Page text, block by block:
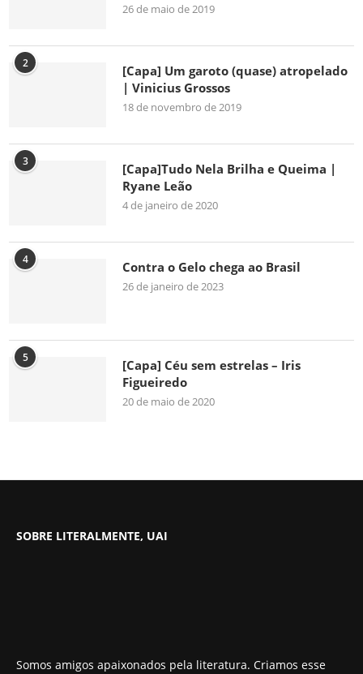
26 de maio de 2019
2
[Capa] Um garoto (quase) atropelado
| Vinicius Grossos
18 de novembro de 2019
3
[Capa]Tudo Nela Brilha e Queima |
Ryane Leão
4 de janeiro de 2020
4 Contra o Gelo chega ao Brasil
26 de janeiro de 2023
5
[Capa] Céu sem estrelas – Iris
Figueiredo
20 de maio de 2020
SOBRE LITERALMENTE, UAI
Somos amigos apaixonados pela literatura. Criamos esse